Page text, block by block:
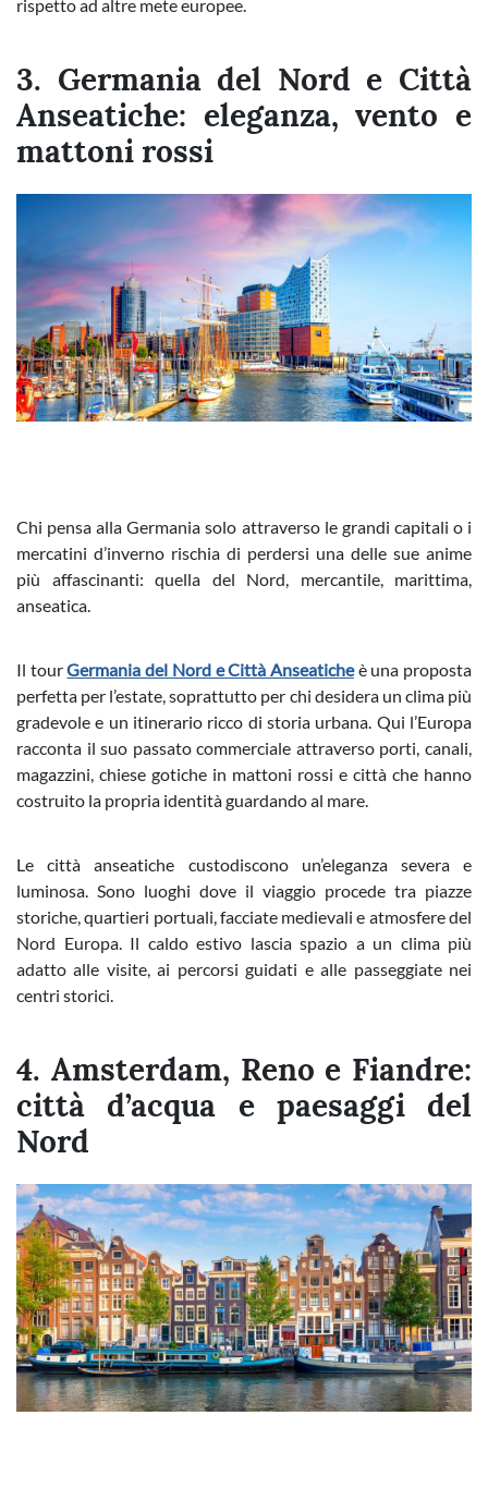
rispetto ad altre mete europee.
3. Germania del Nord e Città
Anseatiche: eleganza, vento e
mattoni rossi
Chi pensa alla Germania solo attraverso le grandi capitali o i
mercatini d’inverno rischia di perdersi una delle sue anime
più affascinanti: quella del Nord, mercantile, marittima,
anseatica.
Il tourGermania del Nord e Città Anseaticheè una proposta
perfetta per l’estate, soprattutto per chi desidera un clima più
gradevole e un itinerario ricco di storia urbana. Qui l’Europa
racconta il suo passato commerciale attraverso porti, canali,
magazzini, chiese gotiche in mattoni rossi e città che hanno
costruito la propria identità guardando al mare.
Le città anseatiche custodiscono un’eleganza severa e
luminosa. Sono luoghi dove il viaggio procede tra piazze
storiche, quartieri portuali, facciate medievali e atmosfere del
Nord Europa. Il caldo estivo lascia spazio a un clima più
adatto alle visite, ai percorsi guidati e alle passeggiate nei
centri storici.
4. Amsterdam, Reno e Fiandre:
città d’acqua e paesaggi del
Nord